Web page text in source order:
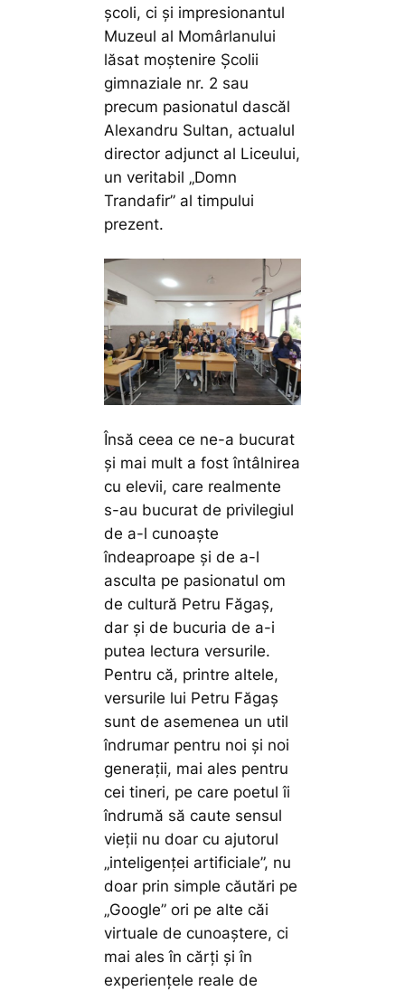
școli, ci și impresionantul
Muzeul al Momârlanului
lăsat moștenire Școlii
gimnaziale nr. 2 sau
precum pasionatul dascăl
Alexandru Sultan, actualul
director adjunct al Liceului,
un veritabil „Domn
Trandafir” al timpului
prezent.
Însă ceea ce ne-a bucurat
și mai mult a fost întâlnirea
cu elevii, care realmente
s-au bucurat de privilegiul
de a-l cunoaște
îndeaproape și de a-l
asculta pe pasionatul om
de cultură Petru Făgaș,
dar și de bucuria de a-i
putea lectura versurile.
Pentru că, printre altele,
versurile lui Petru Făgaș
sunt de asemenea un util
îndrumar pentru noi și noi
generații, mai ales pentru
cei tineri, pe care poetul îi
îndrumă să caute sensul
vieții nu doar cu ajutorul
„inteligenței artificiale”, nu
doar prin simple căutări pe
„Google” ori pe alte căi
virtuale de cunoaștere, ci
mai ales în cărți și în
experiențele reale de